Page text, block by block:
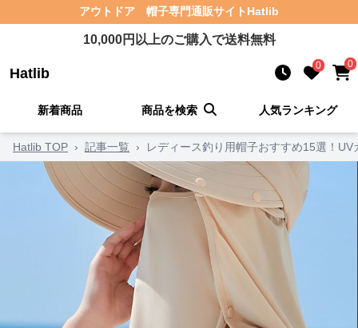
アウトドア 帽子専門通販サイト Hatlib
10,000円以上のご購入で送料無料
Hatlib 0 0
新着商品 商品を検索 人気ランキング
Hatlib TOP › 記事一覧 › レディース釣り用帽子おすすめ15選！